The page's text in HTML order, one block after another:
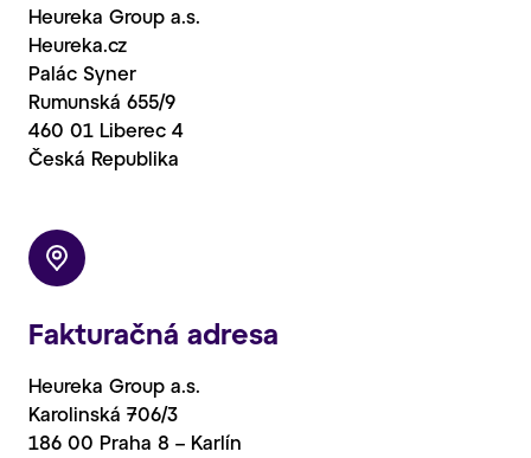
Heureka Group a.s.
Heureka.cz
Palác Syner
Rumunská 655/9
460 01 Liberec 4
Česká Republika
Fakturačná adresa
Heureka Group a.s.
Karolinská 706/3
186 00 Praha 8 – Karlín